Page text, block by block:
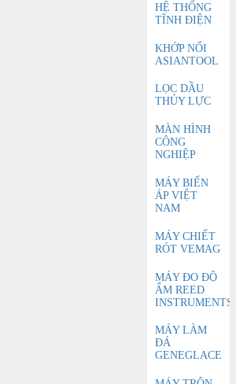
HỆ THỐNG
TĨNH ĐIỆN
KHỚP NỐI
ASIANTOOL
LỌC DẦU
THỦY LỰC
MÀN HÌNH
CÔNG
NGHIỆP
MÁY BIẾN
ÁP VIỆT
NAM
MÁY CHIẾT
RÓT VEMAG
MÁY ĐO ĐỘ
ẨM REED
INSTRUMENTS
MÁY LÀM
ĐÁ
GENEGLACE